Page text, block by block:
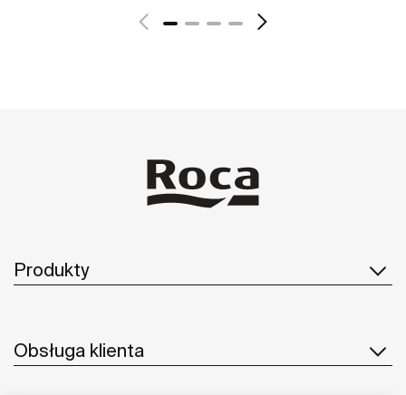
Zobacz więcej
Produkty
Obsługa klienta